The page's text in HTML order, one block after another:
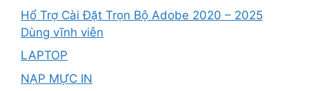
Hổ Trợ Cài Đặt Trọn Bộ Adobe 2020 – 2025
Dùng vĩnh viễn
LAPTOP
NẠP MỰC IN